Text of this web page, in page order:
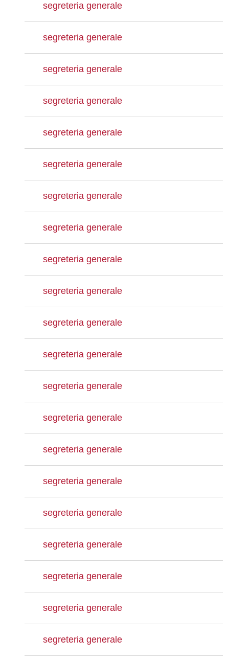
segreteria generale
segreteria generale
segreteria generale
segreteria generale
segreteria generale
segreteria generale
segreteria generale
segreteria generale
segreteria generale
segreteria generale
segreteria generale
segreteria generale
segreteria generale
segreteria generale
segreteria generale
segreteria generale
segreteria generale
segreteria generale
segreteria generale
segreteria generale
segreteria generale